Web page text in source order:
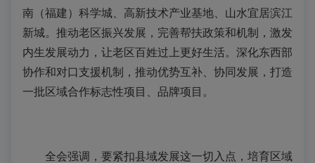
南（福建）科学城、高新技术产业基地、山水宜居滨江
新城。 推动老区振兴发展，完善帮扶政策和机制，激发
内生发展动力，让老区百姓过上更好生活。深化东西部
协作和对口支援机制，推动优势互补、协同发展，打造
一批区域合作标志性项目、品牌项目。
全会强调，要紧扣县域发展这一切入点，培育区域